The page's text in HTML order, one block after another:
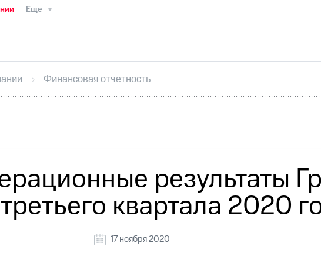
Еще
ИнтервьюФинансовая отчетностьКонтакты
секретарьРаскрытие информации
кабинет акционераАкционерный капиталКонтроль и
Финансовая отчетность
результаты
квартала 2020
17 ноября 2020